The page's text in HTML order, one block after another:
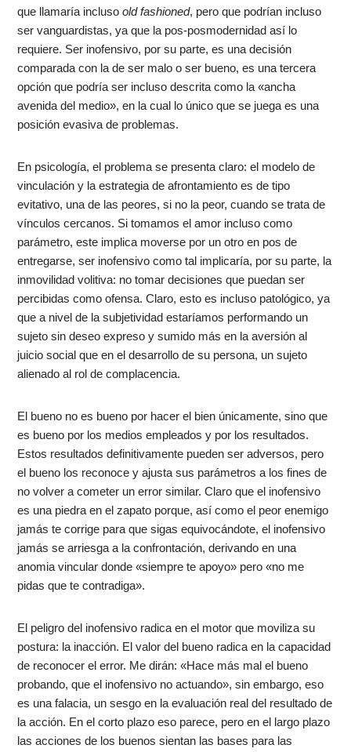
que llamaría incluso old fashioned, pero que podrían incluso
ser vanguardistas, ya que la pos-posmodernidad así lo
requiere. Ser inofensivo, por su parte, es una decisión
comparada con la de ser malo o ser bueno, es una tercera
opción que podría ser incluso descrita como la «ancha
avenida del medio», en la cual lo único que se juega es una
posición evasiva de problemas.
En psicología, el problema se presenta claro: el modelo de
vinculación y la estrategia de afrontamiento es de tipo
evitativo, una de las peores, si no la peor, cuando se trata de
vínculos cercanos. Si tomamos el amor incluso como
parámetro, este implica moverse por un otro en pos de
entregarse, ser inofensivo como tal implicaría, por su parte, la
inmovilidad volitiva: no tomar decisiones que puedan ser
percibidas como ofensa. Claro, esto es incluso patológico, ya
que a nivel de la subjetividad estaríamos performando un
sujeto sin deseo expreso y sumido más en la aversión al
juicio social que en el desarrollo de su persona, un sujeto
alienado al rol de complacencia.
El bueno no es bueno por hacer el bien únicamente, sino que
es bueno por los medios empleados y por los resultados.
Estos resultados definitivamente pueden ser adversos, pero
el bueno los reconoce y ajusta sus parámetros a los fines de
no volver a cometer un error similar. Claro que el inofensivo
es una piedra en el zapato porque, así como el peor enemigo
jamás te corrige para que sigas equivocándote, el inofensivo
jamás se arriesga a la confrontación, derivando en una
anomia vincular donde «siempre te apoyo» pero «no me
pidas que te contradiga».
El peligro del inofensivo radica en el motor que moviliza su
postura: la inacción. El valor del bueno radica en la capacidad
de reconocer el error. Me dirán: «Hace más mal el bueno
probando, que el inofensivo no actuando», sin embargo, eso
es una falacia, un sesgo en la evaluación real del resultado de
la acción. En el corto plazo eso parece, pero en el largo plazo
las acciones de los buenos sientan las bases para las